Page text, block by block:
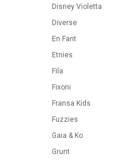
Disney Violetta
Diverse
En Fant
Etnies
Fila
Fixoni
Fransa Kids
Fuzzies
Gaia & Ko
Grunt